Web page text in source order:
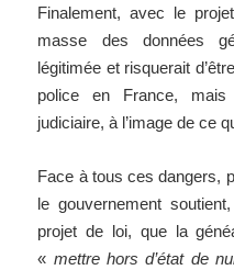
Finalement, avec le
masse des données
légitimée et risquerait
police en France,
judiciaire, à l’image de ce
Face à tous ces dangers,
le gouvernement
projet de loi, que la
« mettre hors d’état de